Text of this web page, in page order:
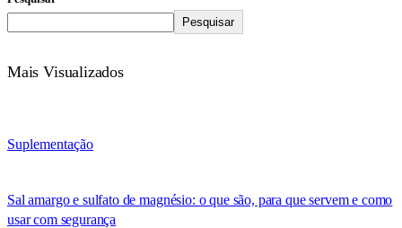
Pesquisar
Mais Visualizados
Suplementação
Sal amargo e sulfato de magnésio: o que são, para que servem e como
usar com segurança